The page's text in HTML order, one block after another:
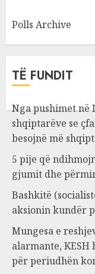
Polls Archive
TË FUNDIT
Nga pushimet në
shqiptarëve se
besojnë më
5 pije që
gjumit dhe
Bashkitë
aksionin kundër
Mungesa e
alarmante,
për periudhën